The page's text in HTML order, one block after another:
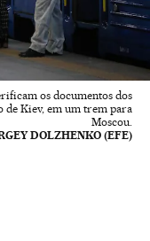
os documentos dos
de Kiev, em um trem para
Moscou.
DOLZHENKO (EFE)